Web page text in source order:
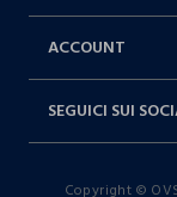
Dichiarazione
ACCOUNT
SEGUICI SUI
Copyright ©